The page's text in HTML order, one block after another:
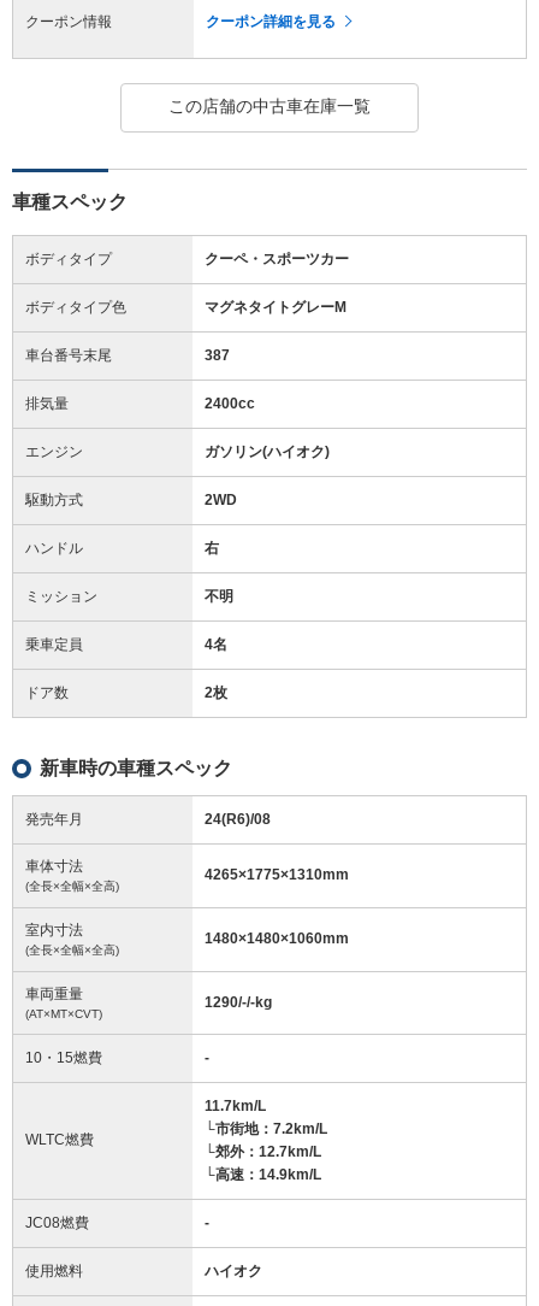
クーポン情報 クーポン詳細を見る
この店舗の中古車在庫一覧
車種スペック
ボディタイプ クーペ・スポーツカー
ボディタイプ色 マグネタイトグレーM
車台番号末尾 387
排気量 2400cc
エンジン ガソリン(ハイオク)
駆動方式 2WD
ハンドル 右
ミッション 不明
乗車定員 4名
ドア数 2枚
新車時の車種スペック
発売年月 24(R6)/08
車体寸法
(全長×全幅×全高)
4265×1775×1310mm
室内寸法
(全長×全幅×全高)
1480×1480×1060mm
車両重量
(AT×MT×CVT)
1290/-/-kg
10・15燃費 -
WLTC燃費
11.7km/L
└市街地：7.2km/L
└郊外：12.7km/L
└高速：14.9km/L
JC08燃費 -
使用燃料 ハイオク